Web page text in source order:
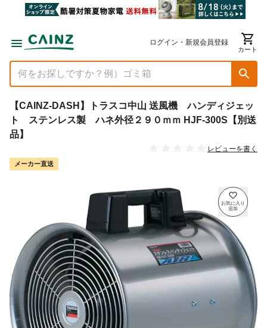
ログイン・新規会員登録
カート
【CAINZ-DASH】トラスコ中山 送風機 ハンディジェッ
ト ステンレス製 ハネ外径２９０ｍｍ HJF-300S【別送
品】
レビューを書く
メーカー直送